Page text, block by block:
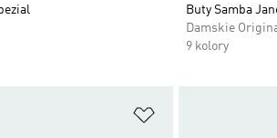
Buty Samba
Damskie
9 kolory